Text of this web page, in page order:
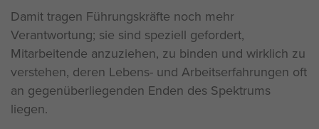
Damit tragen Führungskräfte noch mehr
Verantwortung; sie sind speziell gefordert,
Mitarbeitende anzuziehen, zu binden und wirklich zu
verstehen, deren Lebens- und Arbeitserfahrungen oft
an gegenüberliegenden Enden des Spektrums
liegen.